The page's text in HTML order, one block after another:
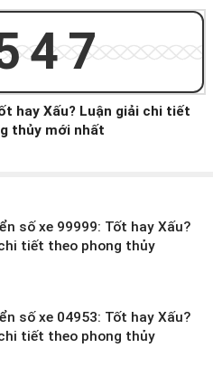
hay Xấu? Luận giải chi tiết
thủy mới nhất
số xe 99999: Tốt hay Xấu?
tiết theo phong thủy
số xe 04953: Tốt hay Xấu?
tiết theo phong thủy